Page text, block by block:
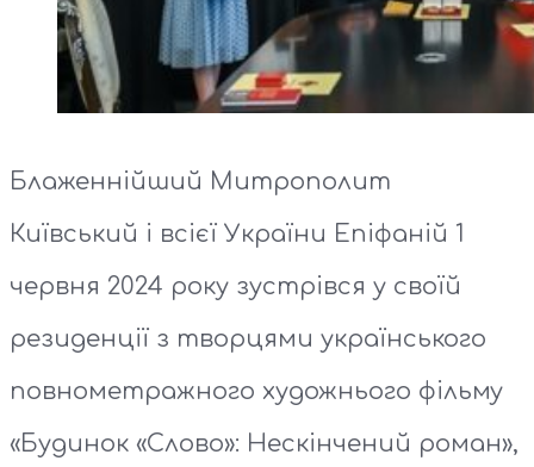
Блаженнійший Митрополит
Київський і всієї України Епіфаній 1
червня 2024 року зустрівся у своїй
резиденції з творцями українського
повнометражного художнього фільму
«Будинок «Слово»: Нескінчений роман»,